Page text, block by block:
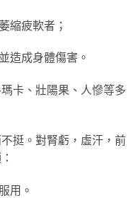
縮疲軟者；
造成身體傷害。
卡、壯陽果、人慘等多
挺。對腎虧，虛汗，前
用。